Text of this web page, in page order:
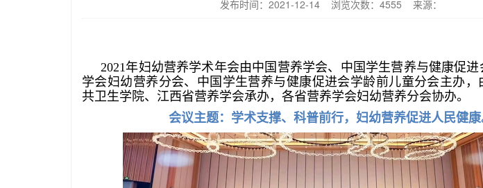
发布时间：2021-12-14 浏览次数： 4555 来源：
2021年妇幼营养学术年会由中国营养学会、中国学生营养与健康促
学会妇幼营养分会、中国学生营养与健康促进会学龄前儿童分会主办，
共卫生学院、江西省营养学会承办，各省营养学会妇幼营养分会协办。
会议主题：学术支撑、科普前行，妇幼营养促进人民健康